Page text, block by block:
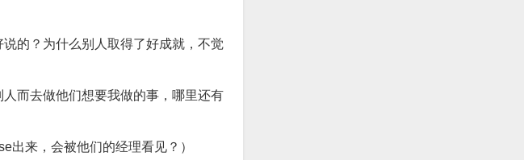
的？为什么别人取得了好成就，不觉
而去做他们想要我做的事，哪里还有
出来，会被他们的经理看见？）